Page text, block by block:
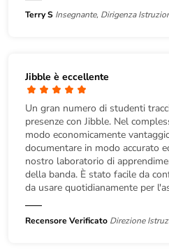
Terry S Insegnante, Dirigenza
Jibble è eccellente
Un gran numero di studenti
presenze con Jibble. Nel
modo economicamente
documentare in modo accurato
nostro laboratorio di
della banda. È stato facile da
da usare quotidianamente per
Recensore Verificato Direzione